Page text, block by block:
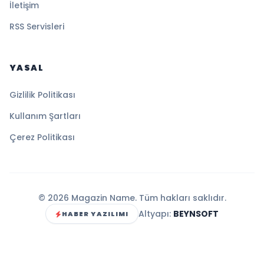
İletişim
RSS Servisleri
YASAL
Gizlilik Politikası
Kullanım Şartları
Çerez Politikası
© 2026 Magazin Name. Tüm hakları saklıdır.
HABER YAZILIMI Altyapı: BEYNSOFT